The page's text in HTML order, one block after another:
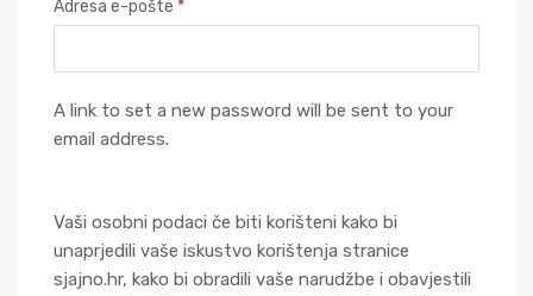
Adresa e-pošte *
A link to set a new password will be sent to your
email address.
Vaši osobni podaci če biti korišteni kako bi
unaprjedili vaše iskustvo korištenja stranice
sjajno.hr, kako bi obradili vaše narudžbe i obavjestili